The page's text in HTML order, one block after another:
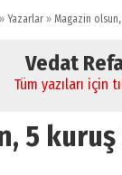
» Yazarlar » Magazin
Vedat
Tüm yazıları için
5